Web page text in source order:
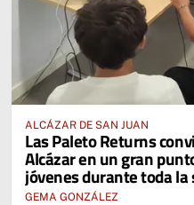
ALCÁZAR DE SAN JUAN
Las Paleto Returns
Alcázar en un gran
jóvenes durante toda la
GEMA GONZÁLEZ